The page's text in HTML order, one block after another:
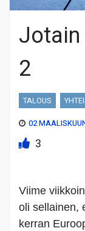
2
TALOUS
02
3
Viime
oli sellainen,
kerran